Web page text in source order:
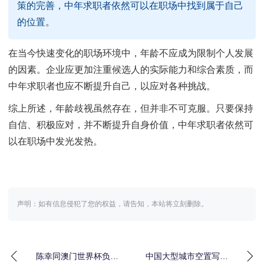
策的完善，中年求职者依然可以在职场中找到属于自己
的位置。
在当今快速变化的职场环境中，年龄不应成为限制个人发展
的因素。企业应更加注重候选人的实际能力和综合素质，而
中年求职者也应不断提升自己，以应对各种挑战。
综上所述，年龄歧视虽然存在，但并非不可克服。只要保持
自信、积极应对，并不断提升自身价值，中年求职者依然可
以在职场中发光发热。
声明：如有信息侵犯了您的权益，请告知，本站将立刻删除。
陈幸同澳门世界杯负于 中国大型城市空置写字